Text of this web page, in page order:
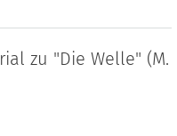
zu "Die Welle" (M.